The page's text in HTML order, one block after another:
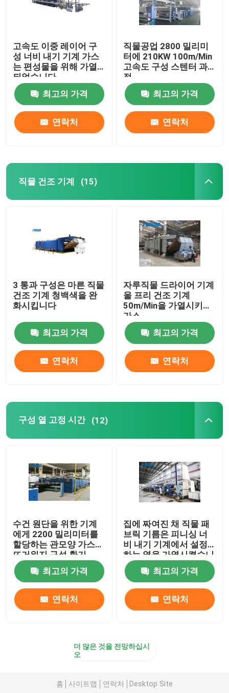
고속도 이중 레이어 구
성 너비 내기 기계 가스
는 편성물을 위해 가열
되었습니다
최고의 가격
연락처
직물공업 2800 밀리미
터에 210KW 100m/Min
고속도 구성 스텐터 과
정
최고의 가격
연락처
직물 건조 기계 (15)
3 통과 구성은 마른 직물
건조 기계 청백색을 완
화시킵니다
최고의 가격
연락처
자루직물 드라이어 기계
울 프리 건조 기계
50m/Min을 가열시키는
가스
최고의 가격
연락처
구성 열 고정 시간 (12)
수건 원단을 위한 기계
에게 2200 밀리미터를
할당하는 관모양 가스
뜨거워지 구성 환기
최고의 가격
연락처
집에 짜여진 채 직물 패
브릭 기름은 피니싱 너
비 내기 기계에서 설정
하는 열을 가열시켰습니
다
최고의 가격
연락처
더 많은 것을 전망하십시
오
홈 사이트맵 연락처 Desktop Site